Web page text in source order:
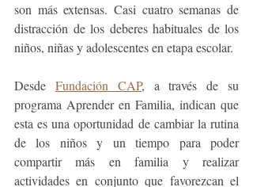
son más extensas. Casi cuatro semanas de
distracción de los deberes habituales de los
niños, niñas y adolescentes en etapa escolar.
Desde Fundación CAP, a través de su
programa Aprender en Familia, indican que
esta es una oportunidad de cambiar la rutina
de los niños y un tiempo para poder
compartir más en familia y realizar
actividades en conjunto que favorezcan el